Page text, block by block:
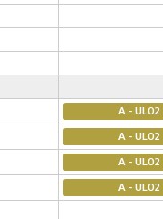
A - UL02
A - UL02
A - UL02
A - UL02